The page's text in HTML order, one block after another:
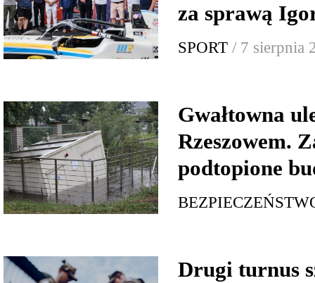
za sprawą
SPORT / 7 sierpnia
Gwałtowna
Rzeszowem.
podtopione
Drugi turnus